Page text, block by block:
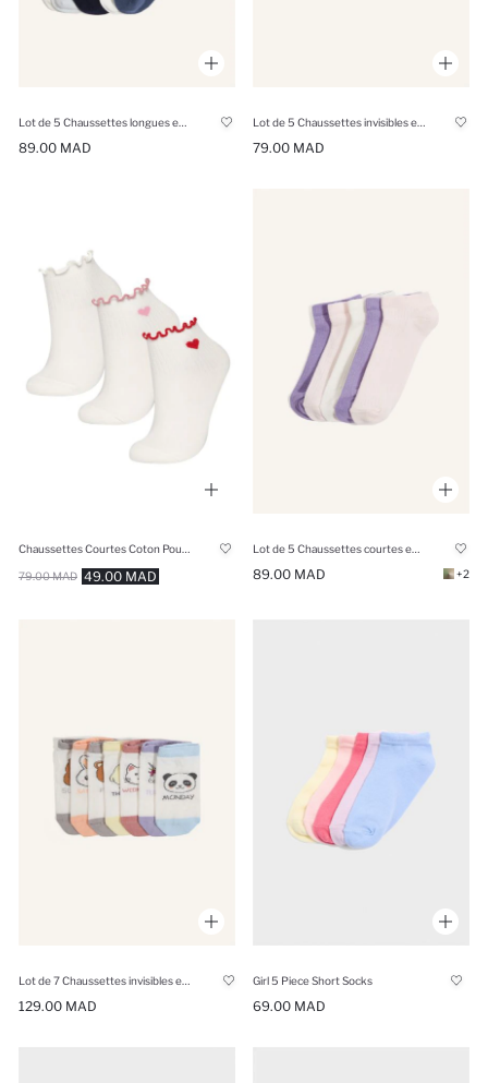
89.00 MAD 79.00 MAD
49.00 MAD
79.00 MAD 89.00 MAD +2
129.00 MAD
Girl 5 Piece Short Socks
69.00 MAD